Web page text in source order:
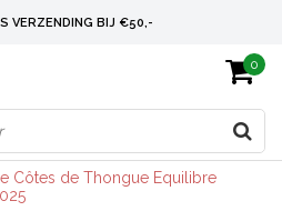
VERZENDING BIJ €50,-
VERZENDING BIJ € 75
AB € 75
0
Côtes de Thongue Equilibre